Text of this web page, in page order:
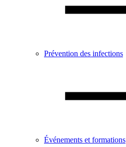
Prévention des infections
Événements et formations